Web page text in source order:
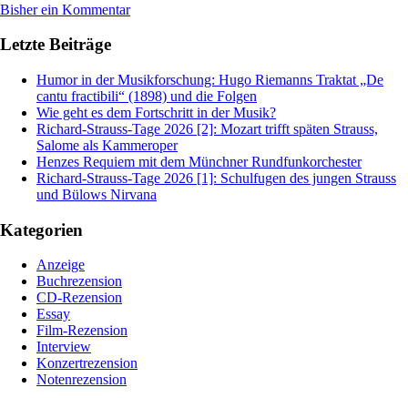
Bisher ein Kommentar
Letzte Beiträge
Humor in der Musikforschung: Hugo Riemanns Traktat „De
cantu fractibili“ (1898) und die Folgen
Wie geht es dem Fortschritt in der Musik?
Richard-Strauss-Tage 2026 [2]: Mozart trifft späten Strauss,
Salome als Kammeroper
Henzes Requiem mit dem Münchner Rundfunkorchester
Richard-Strauss-Tage 2026 [1]: Schulfugen des jungen Strauss
und Bülows Nirvana
Kategorien
Anzeige
Buchrezension
CD-Rezension
Essay
Film-Rezension
Interview
Konzertrezension
Notenrezension